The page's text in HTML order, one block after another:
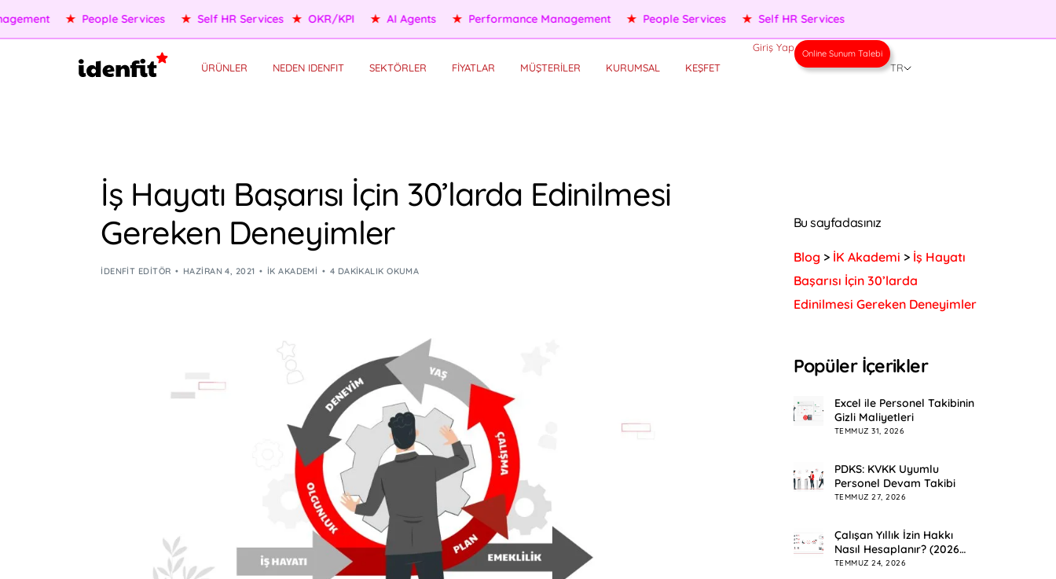
OKR/KPI ★ AI Agents ★ Performance Management ★ People Services ★ Self HR Services ★ OKR/KPI ★ AI Agents ★ Performance Management
ÜRÜNLER NEDEN IDENFIT SEKTÖRLER FİYATLAR MÜŞTERİLER KURUMSAL KEŞFET
Giriş Yap Online Sunum Talebi
TR
İş Hayatı Başarısı İçin 30’larda Edinilmesi
Gereken Deneyimler
IDENFIT EDITÖR HAZIRAN 4, 2021 İK AKADEMI 4 DAKIKALIK OKUMA
Bu sayfadasınız
Blog > İK Akademi > İş Hayatı
Başarısı İçin 30’larda
Edinilmesi Gereken Deneyimler
Popüler İçerikler
Excel ile Personel Takibinin
Gizli Maliyetleri
TEMMUZ 31, 2026
PDKS: KVKK Uyumlu
Personel Devam Takibi
TEMMUZ 27, 2026
Çalışan Yıllık İzin Hakkı
Nasıl Hesaplanır? (2026
Rehberi)
TEMMUZ 24, 2026